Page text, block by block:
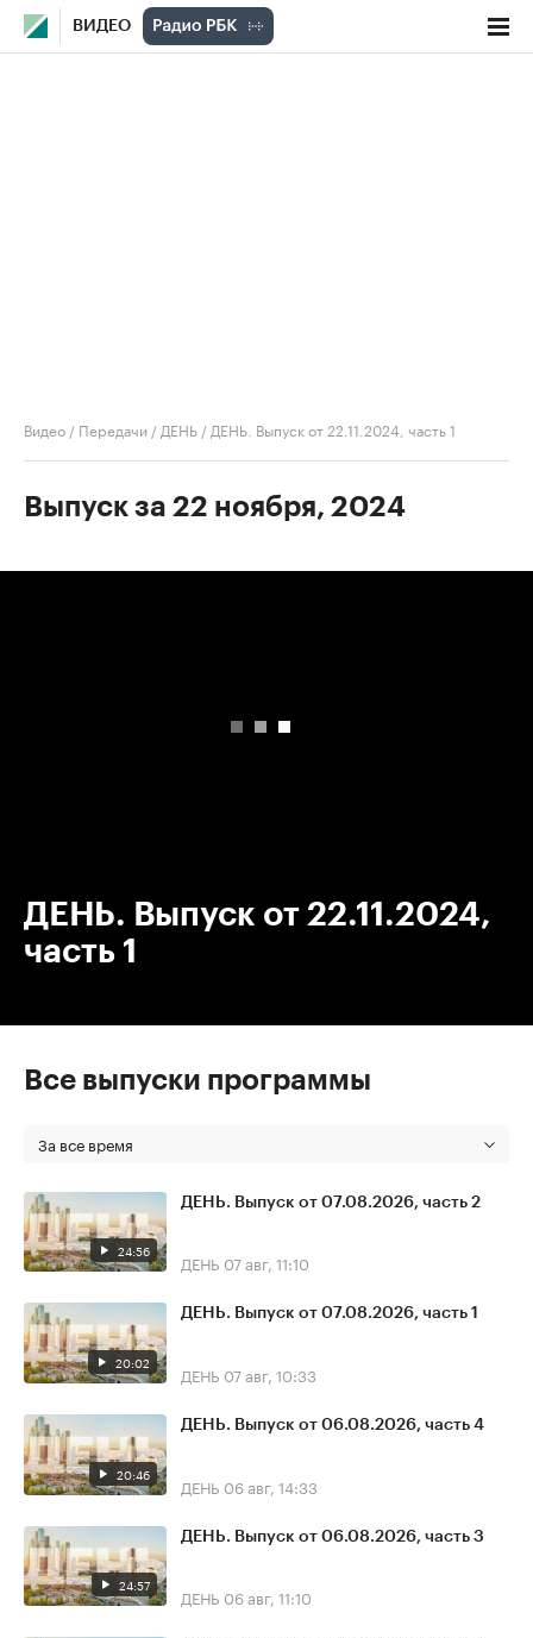
ВИДЕО
Видео / Передачи / ДЕНЬ / ДЕНЬ. Выпуск от 22.11.2024, часть 1
Выпуск за 22 ноября, 2024
ДЕНЬ. Выпуск от 22.11.2024,
часть 1
Все выпуски программы
За все время
24:56
ДЕНЬ. Выпуск от 07.08.2026, часть 2
ДЕНЬ 07 авг, 11:10
20:02
ДЕНЬ. Выпуск от 07.08.2026, часть 1
ДЕНЬ 07 авг, 10:33
20:46
ДЕНЬ. Выпуск от 06.08.2026, часть 4
ДЕНЬ 06 авг, 14:33
24:57
ДЕНЬ. Выпуск от 06.08.2026, часть 3
ДЕНЬ 06 авг, 11:10